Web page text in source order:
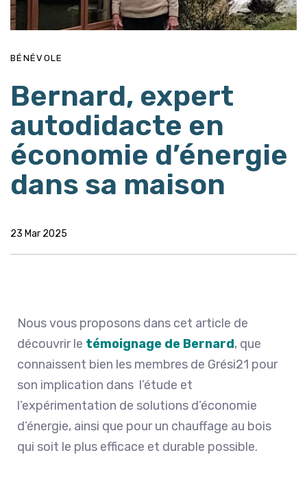
BÉNÉVOLE
Bernard, expert
autodidacte en
économie d’énergie
dans sa maison
23 Mar 2025
Nous vous proposons dans cet article de
découvrir le témoignage de Bernard, que
connaissent bien les membres de Grési21 pour
son implication dans l’étude et
l’expérimentation de solutions d’économie
d’énergie, ainsi que pour un chauffage au bois
qui soit le plus efficace et durable possible.